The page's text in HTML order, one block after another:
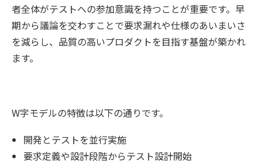
者全体がテストへの参加意識を持つことが重要です。早
期から議論を交わすことで要求漏れや仕様のあいまいさ
を減らし、品質の高いプロダクトを目指す基盤が築かれ
ます。
W字モデルの特徴は以下の通りです。
開発とテストを並行実施
要求定義や設計段階からテスト設計開始